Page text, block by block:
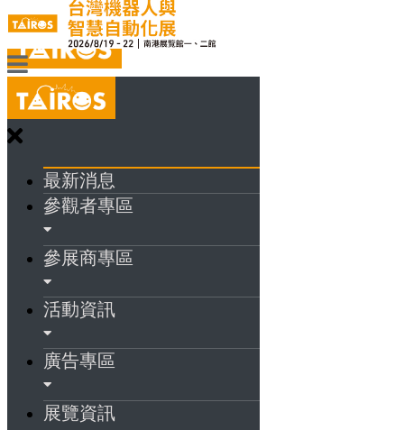
最新消息
參觀者專區
參展商專區
活動資訊
廣告專區
展覽資訊